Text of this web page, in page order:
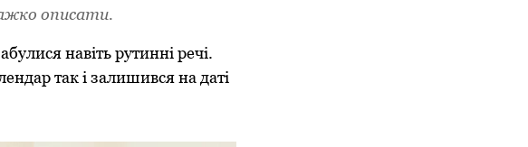
описати.
навіть рутинні речі.
так і залишився на даті